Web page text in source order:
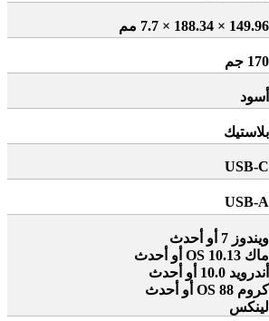
149.96 × 188.34 × 7.7 مم
170 جم
أسود
بلاستيك
USB-C
USB-A
ويندوز 7 أو أحدث
ماك OS 10.13
أو أحدث
أندرويد 10.0 أو أحدث
كروم OS 88
أو أحدث
لينكس